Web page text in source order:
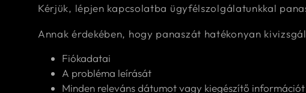
Kérjük, lépjen kapcsolatba ügyfélszolgálatunkkal
Annak érdekében, hogy panaszát hatékonyan
Fiókadatai
A probléma leírását
Minden releváns dátumot vagy kiegészítő információt